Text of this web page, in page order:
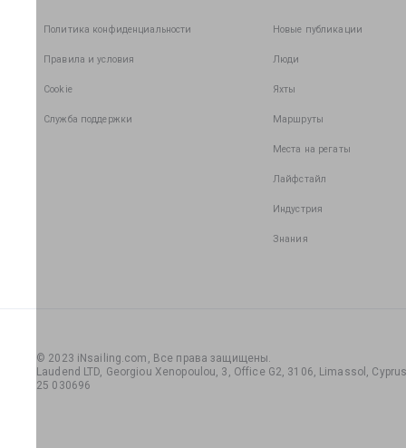
Политика конфиденциальности
Правила и условия
Cookie
Служба поддержки
Новые публикации
Люди
Яхты
Маршруты
Места на регаты
Лайфстайл
Индустрия
Знания
© 2023 iNsailing.com, Все права защищены.
Laudend LTD, Georgiou Xenopoulou, 3, Office G2, 3106, Limassol,
25 030696